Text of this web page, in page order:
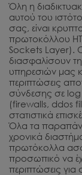
Όλη η
αυτού του
σας, είναι
πρωτοκόλλου
Sockets Layer).
διασφαλίσουν
υπηρεσιών μας
περιπτώσεις
σύνδεσης σε
(firewalls, ddos
στατιστικά
Όλα τα
χρονικά
πρωτόκολλα
προσωπικό να
περιπτώσεις